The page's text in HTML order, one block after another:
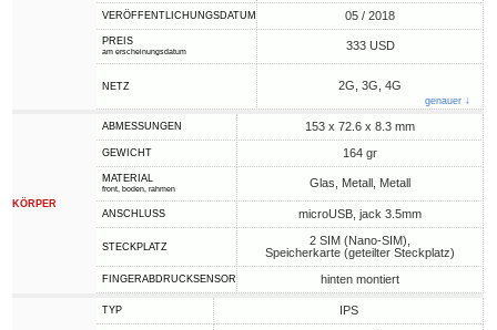
VERÖFFENTLICHUNGSDATUM 05 / 2018
PREIS
am erscheinungsdatum 333 USD
NETZ 2G, 3G, 4G
genauer ↓
KÖRPER
ABMESSUNGEN 153 x 72.6 x 8.3 mm
GEWICHT 164 gr
MATERIAL
front, boden, rahmen Glas, Metall, Metall
ANSCHLUSS microUSB, jack 3.5mm
STECKPLATZ
2 SIM (Nano-SIM),
Speicherkarte (geteilter Steckplatz)
FINGERABDRUCKSENSOR hinten montiert
TYP IPS